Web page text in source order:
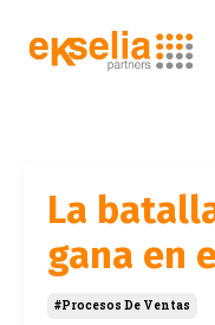
La
gana en
#procesos De Ventas